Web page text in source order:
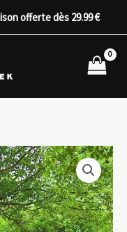
offerte dès 29.99 €